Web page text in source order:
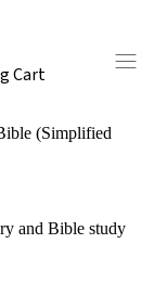
Cart
(Simplified
and Bible study